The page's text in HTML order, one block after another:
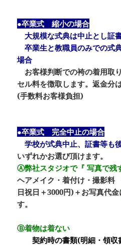
●卒業式 縮小の場合
大規模な式典は中止とし証
卒業生と教職員のみでの式
場合
お客様判断での袴の着用取
セル料を徴取します。返金分
(手数料お客様負担)
●卒業式 完全中止の場合
学校が式典中止、証書等も
いずれかお選び頂けます。
Ⓐ弊社スタジオで『 写真で残
ヘアメイク・着付け・撮影
日祝日＋3000円)＋お写真代金
す。
Ⓑ着物は着ない
契約時の書類(明細・領